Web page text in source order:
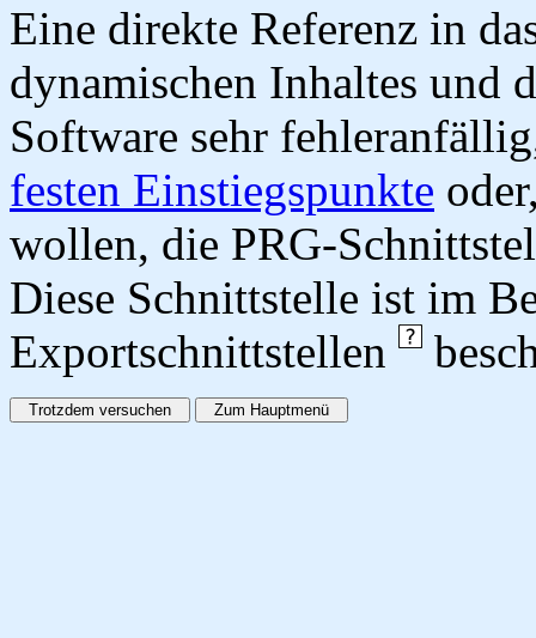
Eine direkte Referenz in
dynamischen Inhaltes und
Software sehr
festen Einstiegspunkte
wollen, die PRG-
Diese Schnittstelle ist im
Exportschnittstellen